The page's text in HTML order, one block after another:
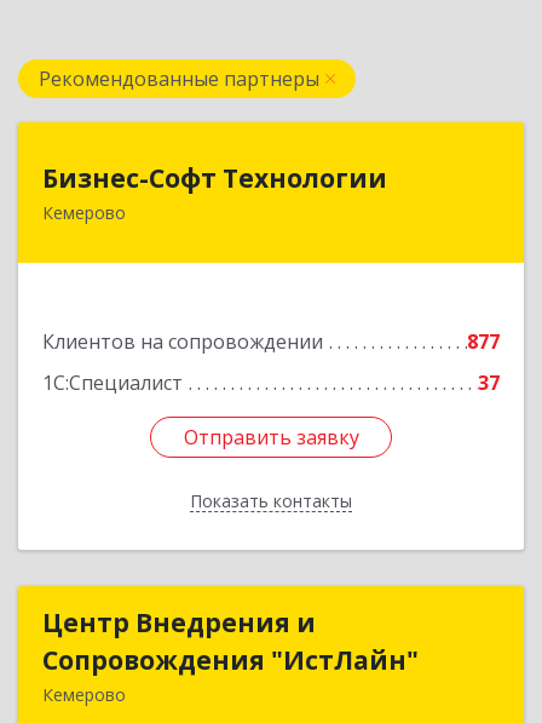
Рекомендованные партнеры
Бизнес-Софт Технологии
Кемерово
Клиентов на сопровождении
877
1С:Специалист
37
Отправить заявку
Показать контакты
Бизнес-Софт Технологии
650992, Кемеровская область - Кузбасс обл,
Отправить заявку
Назад
Центр Внедрения и
Сопровождения "ИстЛайн"
Кемерово
Центр Внедрения и
Сопровождения "ИстЛайн"